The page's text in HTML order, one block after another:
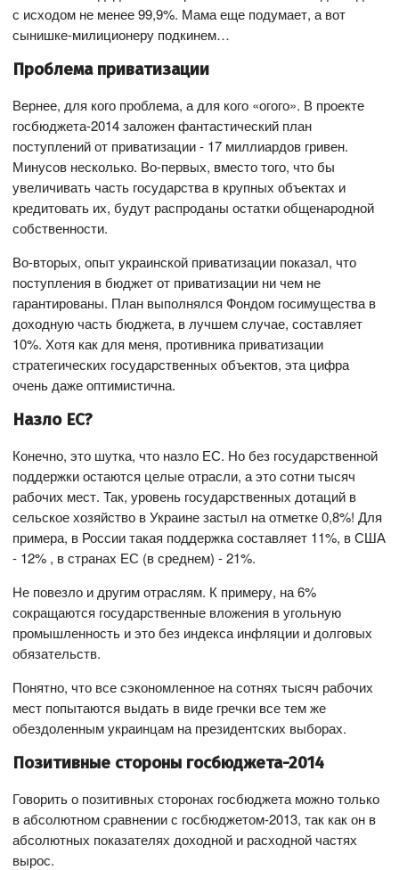
с исходом не менее 99,9%. Мама еще подумает, а вот
сынишке-милиционеру подкинем…
Проблема приватизации
Вернее, для кого проблема, а для кого «огого». В проекте
госбюджета-2014 заложен фантастический план
поступлений от приватизации - 17 миллиардов гривен.
Минусов несколько. Во-первых, вместо того, что бы
увеличивать часть государства в крупных объектах и
кредитовать их, будут распроданы остатки общенародной
собственности.
Во-вторых, опыт украинской приватизации показал, что
поступления в бюджет от приватизации ни чем не
гарантированы. План выполнялся Фондом госимущества в
доходную часть бюджета, в лучшем случае, составляет
10%. Хотя как для меня, противника приватизации
стратегических государственных объектов, эта цифра
очень даже оптимистична.
Назло ЕС?
Конечно, это шутка, что назло ЕС. Но без государственной
поддержки остаются целые отрасли, а это сотни тысяч
рабочих мест. Так, уровень государственных дотаций в
сельское хозяйство в Украине застыл на отметке 0,8%! Для
примера, в России такая поддержка составляет 11%, в США
- 12% , в странах ЕС (в среднем) - 21%.
Не повезло и другим отраслям. К примеру, на 6%
сокращаются государственные вложения в угольную
промышленность и это без индекса инфляции и долговых
обязательств.
Понятно, что все сэкономленное на сотнях тысяч рабочих
мест попытаются выдать в виде гречки все тем же
обездоленным украинцам на президентских выборах.
Позитивные стороны госбюджета-2014
Говорить о позитивных сторонах госбюджета можно только
в абсолютном сравнении с госбюджетом-2013, так как он в
абсолютных показателях доходной и расходной частях
вырос.